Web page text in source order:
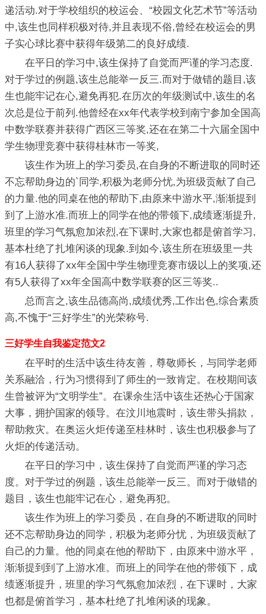
递活动.对于学校组织的校运会、“校园文化艺术节”等活动
中,该生也同样积极对待,并且表现不俗,曾经在校运会的男
子实心球比赛中获得年级第二的良好成绩.
在平日的学习中,该生保持了自觉而严谨的学习态度.
对于学过的例题,该生总能举一反三.而对于做错的题目,该
生也能牢记在心,避免再犯.在历次的年级测试中,该生的名
次总是位于前列.他曾经在xx年代表学校到南宁参加全国高
中数学联赛并获得广西区三等奖,还在在第二十六届全国中
学生物理竞赛中获得桂林市一等奖,
该生作为班上的学习委员,在自身的不断进取的同时还
不忘帮助身边的`同学,积极为老师分忧,为班级贡献了自己
的力量.他的同桌在他的帮助下,由原来中游水平,渐渐提到
到了上游水准.而班上的同学在他的带领下,成绩逐渐提升,
班里的学习气氛愈加浓烈,在下课时,大家也都是俯首学习,
基本杜绝了扎堆闲谈的现象.到如今,该生所在班级里一共
有16人获得了xx年全国中学生物理竞赛市级以上的奖项,还
有5人获得了xx年全国高中数学联赛的区三等奖..
总而言之,该生品德高尚,成绩优秀,工作出色,综合素质
高,不愧于“三好学生”的光荣称号.
三好学生自我鉴定范文2
在平时的生活中该生待友善，尊敬师长，与同学老师
关系融洽，行为习惯得到了师生的一致肯定。在校期间该
生曾被评为“文明学生”。在课余生活中该生还热心于国家
大事，拥护国家的领导。在汶川地震时，该生带头捐款，
帮助救灾。在奥运火炬传递至桂林时，该生也积极参与了
火炬的传递活动。
在平日的学习中，该生保持了自觉而严谨的学习态
度。对于学过的例题，该生总能举一反三。而对于做错的
题目，该生也能牢记在心，避免再犯。
该生作为班上的学习委员，在自身的不断进取的同时
还不忘帮助身边的同学，积极为老师分忧，为班级贡献了
自己的力量。他的同桌在他的帮助下，由原来中游水平，
渐渐提到到了上游水准。而班上的同学在他的带领下，成
绩逐渐提升，班里的学习气氛愈加浓烈，在下课时，大家
也都是俯首学习，基本杜绝了扎堆闲谈的现象。